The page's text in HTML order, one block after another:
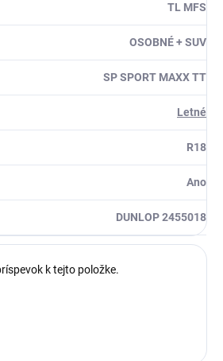
TL MFS
OSOBNÉ + SUV
SP SPORT MAXX TT
Letné
R18
Ano
DUNLOP 2455018
k tejto položke.